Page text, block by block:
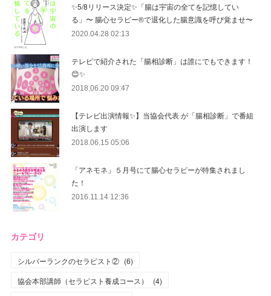
✨5/8リリース決定✨「腸は宇宙の全てを記憶してい
る」〜 腸心セラピー®︎で退化した腸意識を呼び覚ませ〜
2020.04.28 02:13
テレビで紹介された「腸相診断」は誰にでもできます！
😊✨
2018.06.20 09:47
【テレビ出演情報✨】当協会代表 が「腸相診断」で番組
出演します
2018.06.15 05:06
「アネモネ」５月号にて腸心セラピーが特集されまし
た！
2016.11.14 12:36
カテゴリ
シルバーランクのセラピスト② (6)
協会本部講師（セラピスト養成コース）
(4)